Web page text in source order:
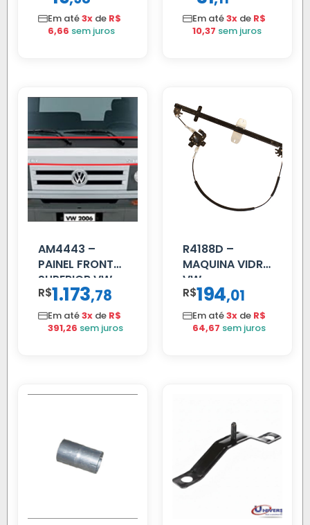
Em até3x de R$
6,66 sem juros
Em até3x de R$
10,37 sem juros
AM4443 –
PAINEL FRONTAL
SUPERIOR VW
DELIVERY
R$1.173,78
Em até3x de R$
391,26 sem juros
R4188D –
MAQUINA VIDRO
VW
CONSTELLATION
MANUAL LD
R$194,01
Em até3x de R$
64,67 sem juros